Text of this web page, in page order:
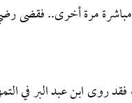
مرة أخرى.. فقضى